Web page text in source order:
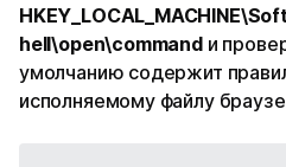
hell\open\commandи
умолчанию содержит
исполняемому файлу